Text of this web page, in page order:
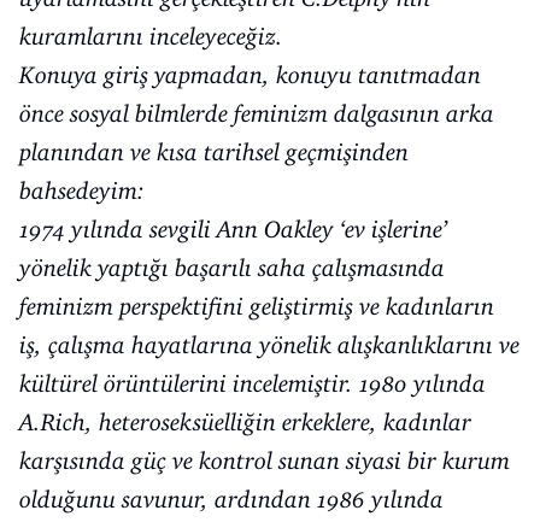
kuramlarını inceleyeceğiz.
Konuya giriş yapmadan, konuyu tanıtmadan
önce sosyal bilmlerde feminizm dalgasının arka
planından ve kısa tarihsel geçmişinden
bahsedeyim:
1974 yılında sevgili Ann Oakley ‘ev işlerine’
yönelik yaptığı başarılı saha çalışmasında
feminizm perspektifini geliştirmiş ve kadınların
iş, çalışma hayatlarına yönelik alışkanlıklarını ve
kültürel örüntülerini incelemiştir. 1980 yılında
A.Rich, heteroseksüelliğin erkeklere, kadınlar
karşısında güç ve kontrol sunan siyasi bir kurum
olduğunu savunur, ardından 1986 yılında